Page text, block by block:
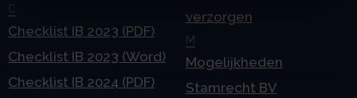
C
Checklist IB 2023 (PDF)
Checklist IB 2023 (Word)
Checklist IB 2024 (PDF)
verzorgen
M
Mogelijkheden
Stamrecht BV